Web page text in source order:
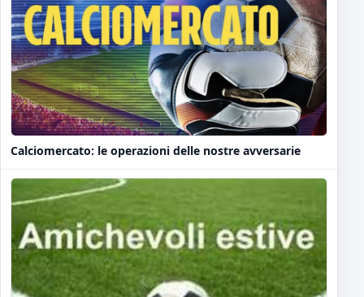
Calciomercato: le operazioni delle nostre avversarie